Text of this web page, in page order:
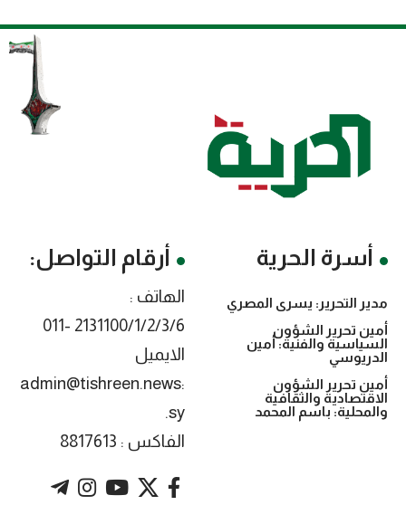
أسرة الحرية
مدير التحرير: يسرى المصري
أمين تحرير الشؤون
السياسية والفنية: أمين
الدريوسي
أمين تحرير الشؤون
الاقتصادية والثقافية
والمحلية: باسم المحمد
أرقام التواصل:
الهاتف :
2131100/1/2/3/6 -011
الايميل
:admin@tishreen.news
.sy
الفاكس : 8817613